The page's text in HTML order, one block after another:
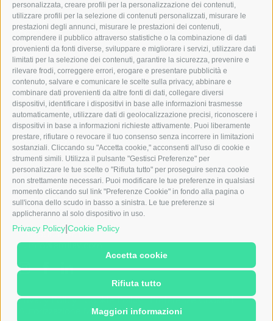
personalizzata, creare profili per la personalizzazione dei contenuti,
utilizzare profili per la selezione di contenuti personalizzati, misurare le
prestazioni degli annunci, misurare le prestazioni dei contenuti,
comprendere il pubblico attraverso statistiche o la combinazione di dati
provenienti da fonti diverse, sviluppare e migliorare i servizi, utilizzare dati
limitati per la selezione dei contenuti, garantire la sicurezza, prevenire e
rilevare frodi, correggere errori, erogare e presentare pubblicità e
contenuto, salvare e comunicare le scelte sulla privacy, abbinare e
combinare dati provenienti da altre fonti di dati, collegare diversi
dispositivi, identificare i dispositivi in base alle informazioni trasmesse
automaticamente, utilizzare dati di geolocalizzazione precisi, riconoscere i
dispositivi in base a informazioni richieste attivamente. Puoi liberamente
prestare, rifiutare o revocare il tuo consenso senza incorrere in limitazioni
sostanziali. Cliccando su "Accetta cookie," acconsenti all'uso di cookie e
strumenti simili. Utilizza il pulsante "Gestisci Preferenze" per
personalizzare le tue scelte o "Rifiuta tutto" per proseguire senza cookie
non strettamente necessari. Puoi modificare le tue preferenze in qualsiasi
momento cliccando sul link "Preferenze Cookie" in fondo alla pagina o
sull'icona dello scudo in basso a sinistra. Le tue preferenze si
applicheranno al solo dispositivo in uso.
Privacy Policy Cookie Policy
Accetta cookie
Rifiuta tutto
Maggiori informazioni
Home
Chi siamo
Aziende
Candidati
News
Contatti
CCNL
Ebitemp
Whistleblowing
231
Note legali
Emilav S.r.l.
Via dei Carracci, 5
20149 Milano (MI)
Contatti
T. 0250041561
E. info@emilav.com
Privacy Policy|Cookie Policy|Preferenze Cookie|
Autorizzazione Ministeriale